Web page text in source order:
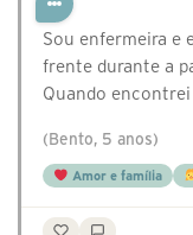
Sou enfermeira e
frente durante a
Quando
(Bento, 5 anos)
Amor e família